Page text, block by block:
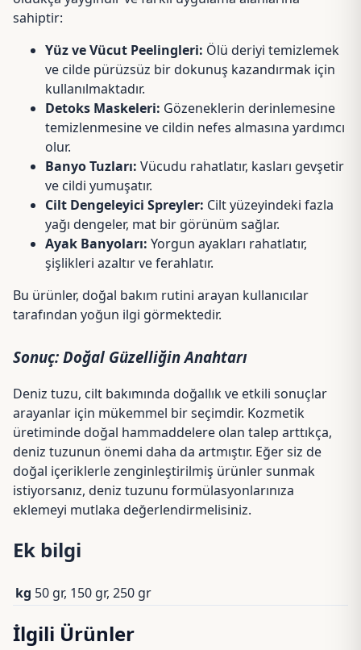
sahiptir:
Yüz ve Vücut Peelingleri: Ölü deriyi temizlemek
ve cilde pürüzsüz bir dokunuş kazandırmak için
kullanılmaktadır.
Detoks Maskeleri: Gözeneklerin derinlemesine
temizlenmesine ve cildin nefes almasına yardımcı
olur.
Banyo Tuzları: Vücudu rahatlatır, kasları gevşetir
ve cildi yumuşatır.
Cilt Dengeleyici Spreyler: Cilt yüzeyindeki fazla
yağı dengeler, mat bir görünüm sağlar.
Ayak Banyoları: Yorgun ayakları rahatlatır,
şişlikleri azaltır ve ferahlatır.
Bu ürünler, doğal bakım rutini arayan kullanıcılar
tarafından yoğun ilgi görmektedir.
Sonuç: Doğal Güzelliğin Anahtarı
Deniz tuzu, cilt bakımında doğallık ve etkili sonuçlar
arayanlar için mükemmel bir seçimdir. Kozmetik
üretiminde doğal hammaddelere olan talep arttıkça,
deniz tuzunun önemi daha da artmıştır. Eğer siz de
doğal içeriklerle zenginleştirilmiş ürünler sunmak
istiyorsanız, deniz tuzunu formülasyonlarınıza
eklemeyi mutlaka değerlendirmelisiniz.
Ek bilgi
kg 50 gr, 150 gr, 250 gr
İlgili Ürünler